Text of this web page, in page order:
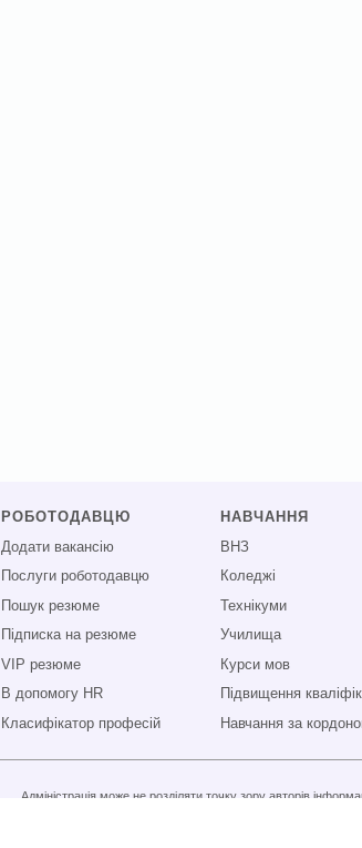
РОБОТОДАВЦЮ
Додати вакансію
Послуги роботодавцю
Пошук резюме
Підписка на резюме
VIP резюме
В допомогу HR
Класифікатор професій
НАВЧАННЯ
ВНЗ
Коледжі
Технікуми
Училища
Курси мов
Підвищення
Навчання за
Адміністрація може не розділяти точку зору авторів